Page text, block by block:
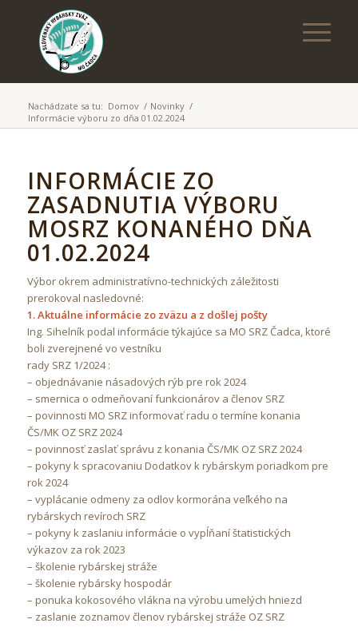
Nachádzate sa tu: Domov / Novinky /
Informácie výboru zo dňa 01.02.2024
INFORMÁCIE ZO
ZASADNUTIA VÝBORU
MOSRZ KONANÉHO DŇA
01.02.2024
Výbor okrem administratívno-technických záležitosti
prerokoval nasledovné:
1. Aktuálne informácie zo zväzu a z došlej pošty
Ing. Sihelník podal informácie týkajúce sa MO SRZ Čadca, ktoré
boli zverejnené vo vestníku
rady SRZ 1/2024 :
– objednávanie násadových rýb pre rok 2024
– smernica o odmeňovaní funkcionárov a členov SRZ
– povinnosti MO SRZ informovať radu o termíne konania
ČS/MK OZ SRZ 2024
– povinnosť zaslať správu z konania ČS/MK OZ SRZ 2024
– pokyny k spracovaniu Dodatkov k rybárskym poriadkom pre
rok 2024
– vyplácanie odmeny za odlov kormorána veľkého na
rybárskych revíroch SRZ
– pokyny k zaslaniu informácie o vypĺňaní štatistických
výkazov za rok 2023
– školenie rybárskej stráže
– školenie rybársky hospodár
– ponuka kokosového vlákna na výrobu umelých hniezd
– zaslanie zoznamov členov rybárskej stráže OZ SRZ